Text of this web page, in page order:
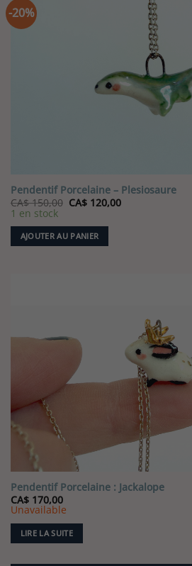
-20%
Pendentif Porcelaine – Plesiosaure
CA$150,00 Le
était :
CA$ 150,00.
CA$120,00Le
1 en stock
AJOUTER AU PANIER
Pendentif Porcelaine : Jackalope
CA$170,00
Unavailable
LIRE LA SUITE